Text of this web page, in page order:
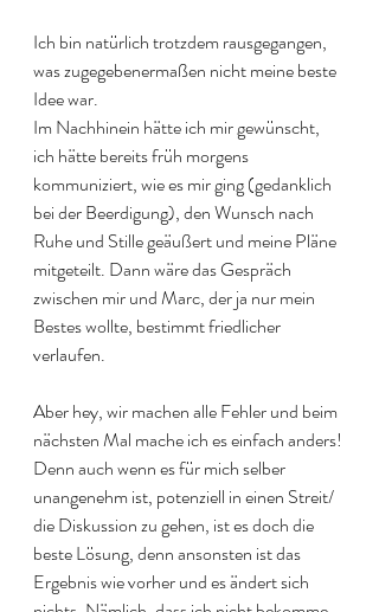
Ich bin natürlich trotzdem rausgegangen,
was zugegebenermaßen nicht meine beste
Idee war.
Im Nachhinein hätte ich mir gewünscht,
ich hätte bereits früh morgens
kommuniziert, wie es mir ging (gedanklich
bei der Beerdigung), den Wunsch nach
Ruhe und Stille geäußert und meine Pläne
mitgeteilt. Dann wäre das Gespräch
zwischen mir und Marc, der ja nur mein
Bestes wollte, bestimmt friedlicher
verlaufen.
Aber hey, wir machen alle Fehler und beim
nächsten Mal mache ich es einfach anders!
Denn auch wenn es für mich selber
unangenehm ist, potenziell in einen Streit/
die Diskussion zu gehen, ist es doch die
beste Lösung, denn ansonsten ist das
Ergebnis wie vorher und es ändert sich